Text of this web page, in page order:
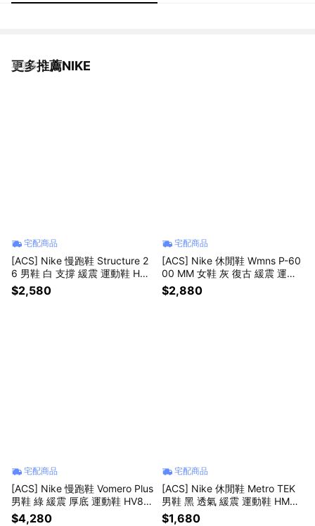
更多推薦NIKE
看更多
宅配商品
[ACS] Nike 慢跑鞋 Structure 2
6 男鞋 白 支撐 緩震 運動鞋 HJ1
102-115
$2,580
宅配商品
[ACS] Nike 休閒鞋 Wmns P-60
00 MM 女鞋 灰 復古 緩震 運動
鞋 IV2501-001
$2,880
宅配商品
[ACS] Nike 慢跑鞋 Vomero Plus
男鞋 綠 緩震 厚底 運動鞋 HV81
50-301
$4,280
宅配商品
[ACS] Nike 休閒鞋 Metro TEK
男鞋 黑 透氣 緩震 運動鞋 HM94
93-005
$1,680